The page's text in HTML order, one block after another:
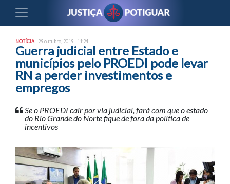
NOTÍCIA | 29 outubro, 2019 - 11:24
Guerra judicial entre Estado e
municípios pelo PROEDI pode levar
RN a perder investimentos e
empregos
Se o PROEDI cair por via judicial, fará com que o estado
do Rio Grande do Norte fique de fora da política de
incentivos